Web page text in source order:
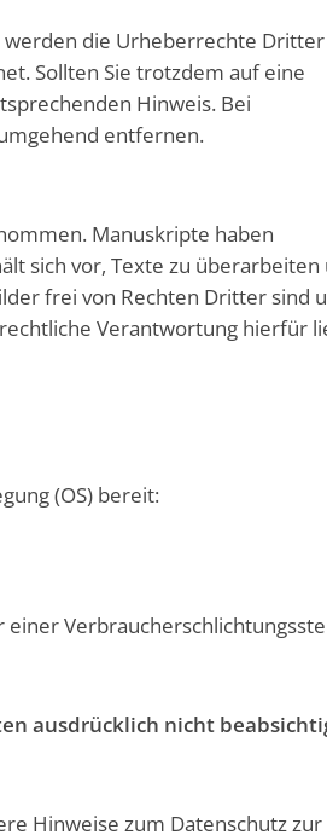
die Urheberrechte Dritter
Sollten Sie trotzdem auf eine
Hinweis. Bei
entfernen.
Manuskripte haben
sich vor, Texte zu überarbeiten
frei von Rechten Dritter sind
Verantwortung hierfür
(OS) bereit:
ausdrücklich nicht
Hinweise zum Datenschutzzur